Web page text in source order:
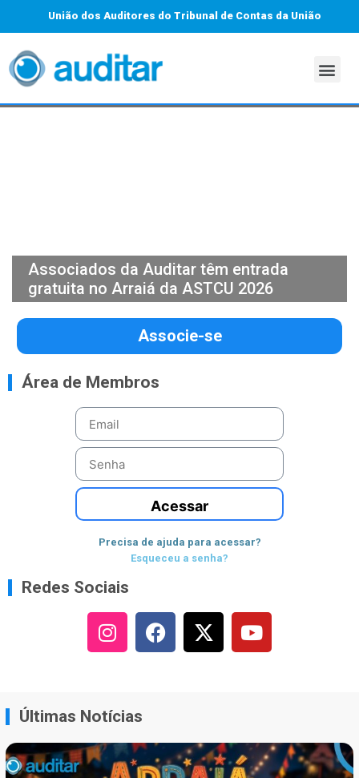
União dos Auditores do Tribunal de Contas da União
Associados da Auditar têm entrada
gratuita no Arraiá da ASTCU 2026
Associe-se
Área de Membros
Acessar
Precisa de ajuda para acessar?
Esqueceu a senha?
Redes Sociais
Últimas Notícias